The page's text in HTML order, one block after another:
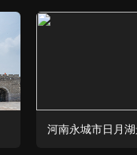
河南永城市日月